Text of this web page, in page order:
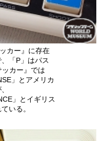
カー』に存在
「P」はパス
カー』では
」とアメリカ
」とイギリス
いる。